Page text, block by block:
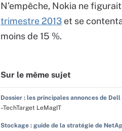
N’empêche, Nokia ne
trimestre 2013 et se
moins de 15 %.
Sur le même sujet
Dossier : les principales annonces de
–TechTarget LeMagIT
Stockage : guide de la stratégie de